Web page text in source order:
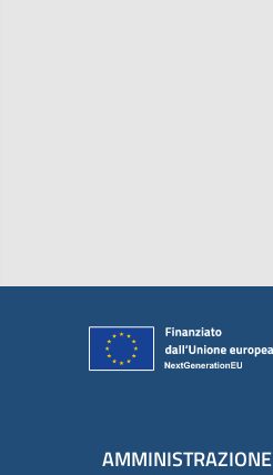
AMMINISTRAZIONE